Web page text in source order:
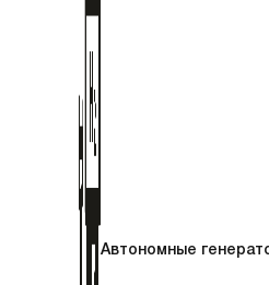
Автономные